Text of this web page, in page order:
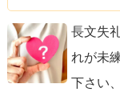
長文失
れが未
下さい